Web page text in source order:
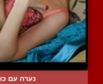
נערה עם